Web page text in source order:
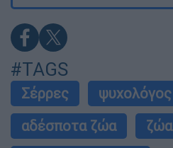
#TAGS
Σέρρες ψυχολόγος
αδέσποτα ζώα
ζώα